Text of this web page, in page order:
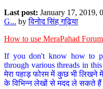
Last post: January 17, 2019,
G... byविनोद सिंह गढ़िया
How to use MeraPahad
If you don't know how to
through various threads in
मेरा पहाड़ फोरम में कुछ भी लिखने
के विभिन्न लेखों से मदद ले सकते